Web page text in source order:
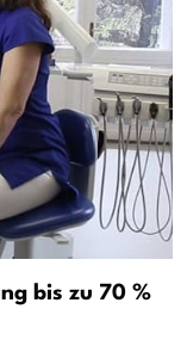
bis zu 70 %